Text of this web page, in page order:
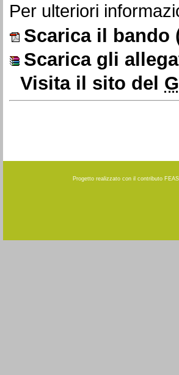
Per ulteriori
Scarica il bando
Scarica gli
Visita il sito del
Progetto realizzato con il contributo